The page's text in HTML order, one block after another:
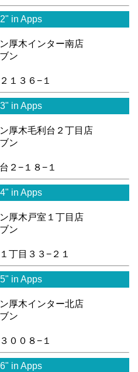
in Apps
厚木インター南店
ン
１３６−１
in Apps
厚木毛利台２丁目店
ン
２−１８−１
in Apps
厚木戸室１丁目店
ン
丁目３３−２１
in Apps
厚木インター北店
ン
００８−１
in Apps